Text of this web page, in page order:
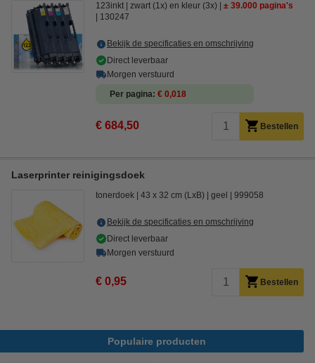
123inkt zwart (1x) en kleur (3x)
± 39.000 pagina's
130247
Bekijk de specificaties en omschrijving
Direct leverbaar
Morgen verstuurd
Per pagina € 0,018
€ 684,50 Bestellen
Laserprinter reinigingsdoek
tonerdoek 43 x 32 cm (LxB) geel 999058
Bekijk de specificaties en omschrijving
Direct leverbaar
Morgen verstuurd
€ 0,95 Bestellen
Populaire producten